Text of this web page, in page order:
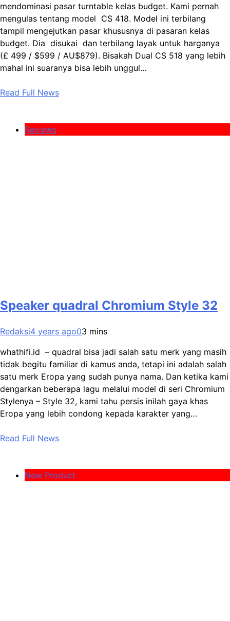
mendominasi pasar turntable kelas budget. Kami pernah
mengulas tentang model CS 418. Model ini terbilang
tampil mengejutkan pasar khususnya di pasaran kelas
budget. Dia disukai dan terbilang layak untuk harganya
(£ 499 / $599 / AU$879). Bisakah Dual CS 518 yang lebih
mahal ini suaranya bisa lebih unggul…
Read Full News
Reviews
Speaker quadral Chromium Style 32
Redaksi4 years ago03 mins
whathifi.id – quadral bisa jadi salah satu merk yang masih
tidak begitu familiar di kamus anda, tetapi ini adalah salah
satu merk Eropa yang sudah punya nama. Dan ketika kami
dengarkan beberapa lagu melalui model di seri Chromium
Stylenya – Style 32, kami tahu persis inilah gaya khas
Eropa yang lebih condong kepada karakter yang…
Read Full News
New Product